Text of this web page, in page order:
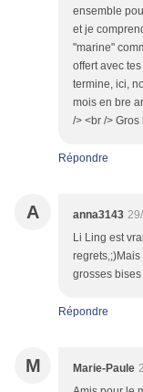
ensemble
et je
"marine"
offert avec
termine, ici,
mois en bre
/> <br /> Gros
Répondre
A anna3143
Li Ling est
grosses bises
Répondre
M Marie-Paule